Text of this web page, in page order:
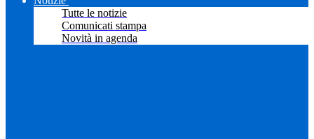
Tutte le notizie
Comunicati stampa
Novità in agenda